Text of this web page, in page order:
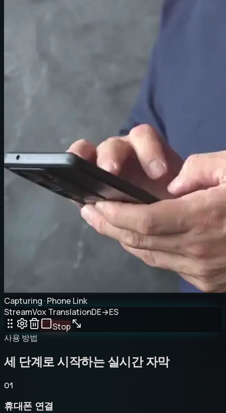
Capturing · Phone Link
StreamVox TranslationDE→ES
Stop
사용 방법
세 단계로 시작하는 실시간 자막
01
휴대폰 연결